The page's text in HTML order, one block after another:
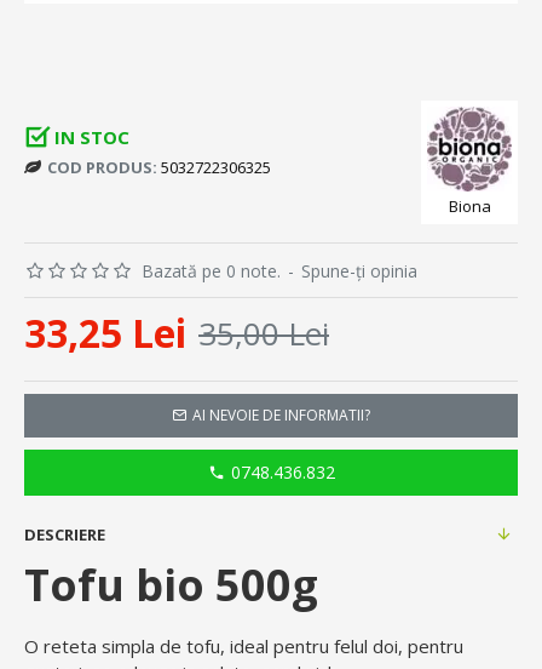
IN STOC
COD PRODUS: 5032722306325
Biona
Bazată pe 0 note. - Spune-ţi opinia
33,25 Lei 35,00 Lei
AI NEVOIE DE INFORMATII?
0748.436.832
DESCRIERE
Tofu bio 500g
O reteta simpla de tofu, ideal pentru felul doi, pentru